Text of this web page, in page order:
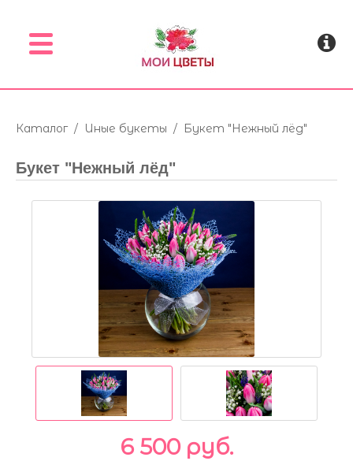
Menu
Каталог / Иные букеты / Букет "Нежный лёд"
Букет "Нежный лёд"
6 500 руб.